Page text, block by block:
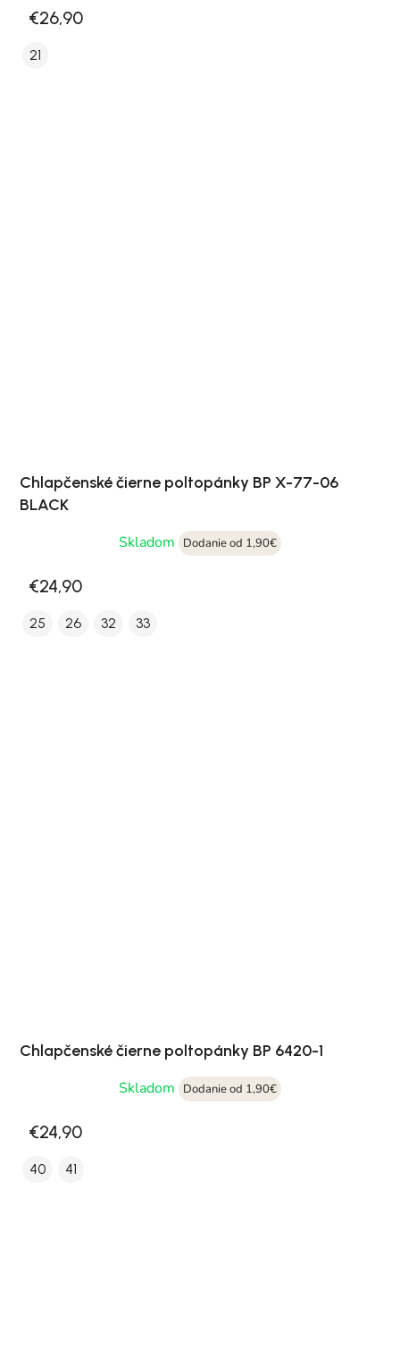
€26,90
21
Chlapčenské čierne poltopánky BP X-77-06
BLACK
Skladom
Dodanie od 1,90€
€24,90
25 26 32 33
Chlapčenské čierne poltopánky BP 6420-1
Skladom
Dodanie od 1,90€
€24,90
40 41